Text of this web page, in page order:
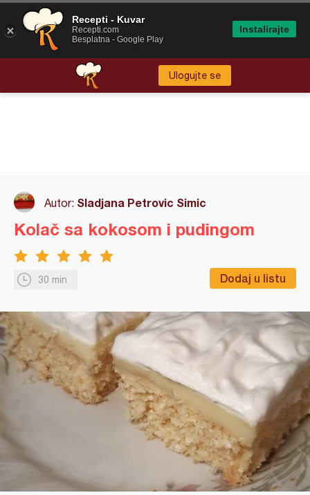
Ulogujte se
Autor: Sladjana Petrovic Simic
30 min Dodaj u listu
Kolač sa kokosom i pudingom
Recepti - Kuvar
Recepti.com
Besplatna - Google Play
Instalirajte